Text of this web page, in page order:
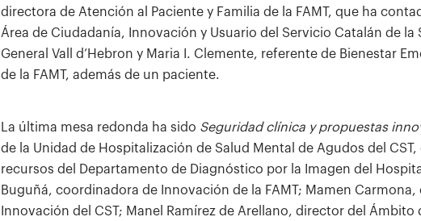
directora de Atención al Paciente y Familia de la FAMT, que ha
Área de Ciudadanía, Innovación y Usuario del Servicio Catalán de la
General Vall d’Hebron y Maria I. Clemente, referente de Bienestar
de la FAMT, además de un paciente.
La última mesa redonda ha sido Seguridad clínica y propuestas
de la Unidad de Hospitalización de Salud Mental de Agudos del
recursos del Departamento de Diagnóstico por la Imagen del
Buguñá, coordinadora de Innovación de la FAMT; Mamen
Innovación del CST; Manel Ramírez de Arellano, director del